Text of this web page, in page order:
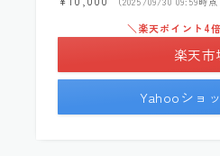
＼楽天ポイント4
楽天市
Yahooショ